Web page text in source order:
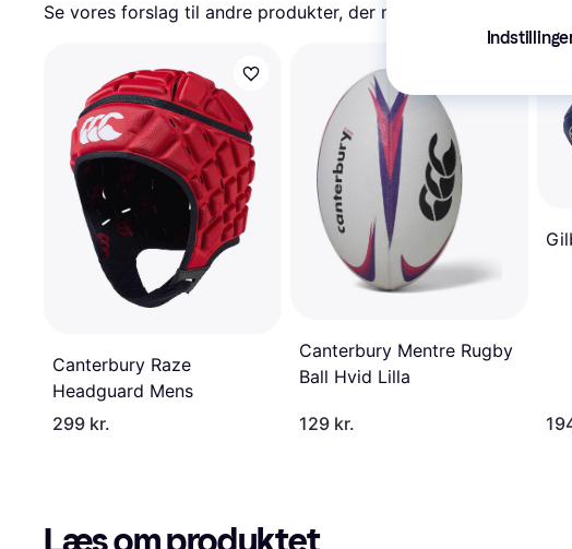
Se vores forslag til andre produkter, der matcher dine interesser.
Canterbury Raze
Headguard Mens
299 kr.
Canterbury Mentre Rugby
Ball Hvid Lilla
129 kr.